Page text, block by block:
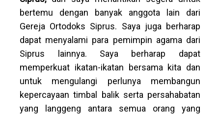
bertemu dengan banyak anggota lain dari
Gereja Ortodoks Siprus. Saya juga berharap
dapat menyalami para pemimpin agama dari
Siprus lainnya. Saya berharap dapat
memperkuat ikatan-ikatan bersama kita dan
untuk mengulangi perlunya membangun
kepercayaan timbal balik serta persahabatan
yang langgeng antara semua orang yang